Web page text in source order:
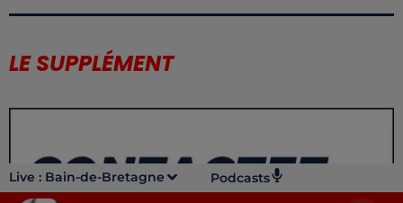
Live : Bain-de-Bretagne Podcasts
LE SUPPLÉMENT